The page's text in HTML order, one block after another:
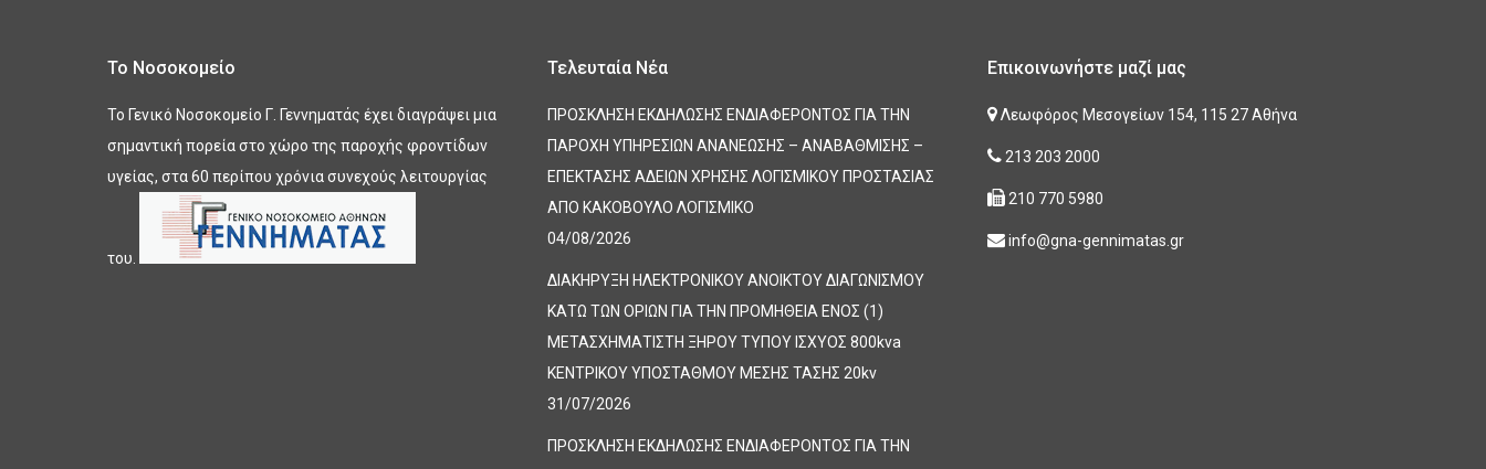
Το Νοσοκομείο
Το Γενικό Νοσοκομείο Γ. Γεννηματάς έχει διαγράψει μια
σημαντική πορεία στο χώρο της παροχής φροντίδων
υγείας, στα 60 περίπου χρόνια συνεχούς λειτουργίας
του.
Τελευταία Νέα
ΠΡΟΣΚΛΗΣΗ ΕΚΔΗΛΩΣΗΣ ΕΝΔΙΑΦΕΡΟΝΤΟΣ ΓΙΑ ΤΗΝ
ΠΑΡΟΧΗ ΥΠΗΡΕΣΙΩΝ ΑΝΑΝΕΩΣΗΣ – ΑΝΑΒΑΘΜΙΣΗΣ –
ΕΠΕΚΤΑΣΗΣ ΑΔΕΙΩΝ ΧΡΗΣΗΣ ΛΟΓΙΣΜΙΚΟΥ ΠΡΟΣΤΑΣΙΑΣ
ΑΠΟ ΚΑΚΟΒΟΥΛΟ ΛΟΓΙΣΜΙΚΟ
04/08/2026
ΔΙΑΚΗΡΥΞΗ ΗΛΕΚΤΡΟΝΙΚΟΥ ΑΝΟΙΚΤΟΥ ΔΙΑΓΩΝΙΣΜΟΥ
ΚΑΤΩ ΤΩΝ ΟΡΙΩΝ ΓΙΑ ΤΗΝ ΠΡΟΜΗΘΕΙΑ ΕΝΟΣ (1)
ΜΕΤΑΣΧΗΜΑΤΙΣΤΗ ΞΗΡΟΥ ΤΥΠΟΥ ΙΣΧΥΟΣ 800kva
ΚΕΝΤΡΙΚΟΥ ΥΠΟΣΤΑΘΜΟΥ ΜΕΣΗΣ ΤΑΣΗΣ 20kv
31/07/2026
ΠΡΟΣΚΛΗΣΗ ΕΚΔΗΛΩΣΗΣ ΕΝΔΙΑΦΕΡΟΝΤΟΣ ΓΙΑ ΤΗΝ
Επικοινωνήστε μαζί μας
Λεωφόρος Μεσογείων 154, 115 27 Αθήνα
213 203 2000
210 770 5980
info@gna-gennimatas.gr